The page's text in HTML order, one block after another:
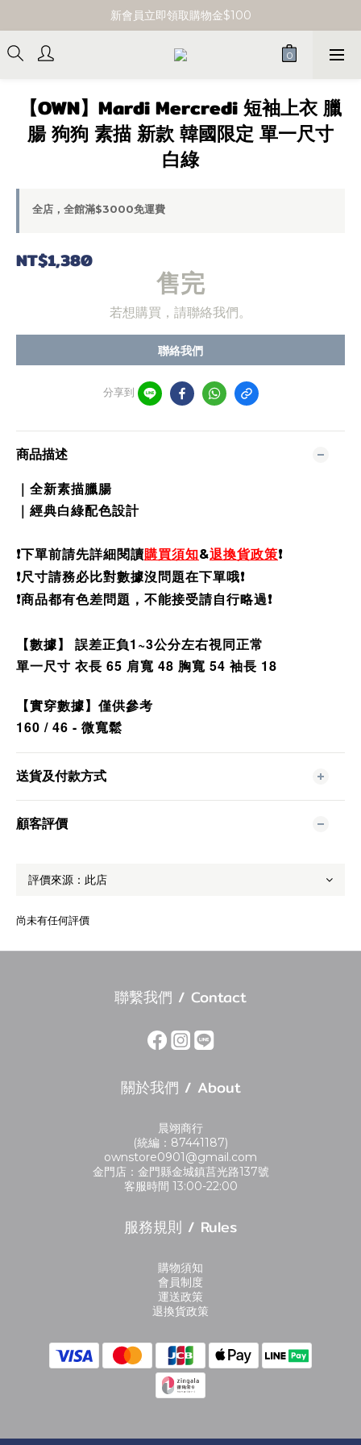
單筆消費滿 $3000 即享免運
新會員立即領取購物金$100
單筆消費滿 $3000 即享免運
【OWN】Mardi Mercredi 短袖上衣 臘
腸 狗狗 素描 新款 韓國限定 單一尺寸
白綠
全店，全館滿$3000免運費
NT$1,380
售完
若想購買，請聯絡我們。
聯絡我們
分享到
商品描述
｜全新素描臘腸
｜經典白綠配色設計
❗️下單前請先詳細閱讀購買須知&退換貨政策❗️
❗️尺寸請務必比對數據沒問題在下單哦❗️
❗️商品都有色差問題，不能接受請自行略過❗️
【數據】 誤差正負1~3公分左右視同正常
單一尺寸 衣長 65 肩寬 48 胸寬 54 袖長 18
【實穿數據】僅供參考
160 / 46 - 微寬鬆
送貨及付款方式
顧客評價
尚未有任何評價
聯繫我們 / Contact
關於我們 / About
晨翊商行
(統編：87441187)
ownstore0901@gmail.com
金門店：金門縣金城鎮莒光路137號
客服時間 13:00-22:00
服務規則 / Rules
購物須知
會員制度
運送政策
退換貨政策